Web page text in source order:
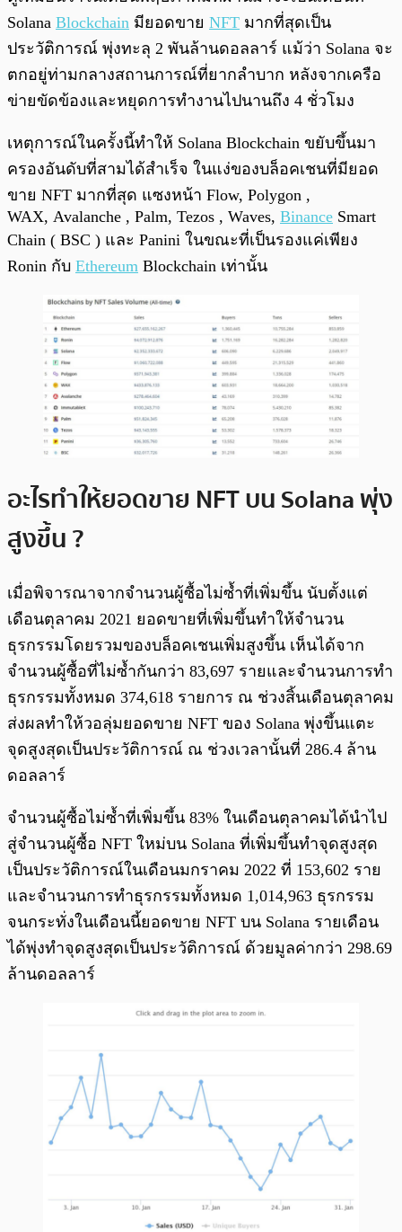
Solana Blockchain มียอดขาย NFT มากที่สุดเป็น
ประวัติการณ์ พุ่งทะลุ 2 พันล้านดอลลาร์ แม้ว่า Solana จะ
ตกอยู่ท่ามกลางสถานการณ์ที่ยากลำบาก หลังจากเครือ
ข่ายขัดข้องและหยุดการทำงานไปนานถึง 4 ชั่วโมง
เหตุการณ์ในครั้งนี้ทำให้ Solana Blockchain ขยับขึ้นมา
ครองอันดับที่สามได้สำเร็จ ในแง่ของบล็อคเชนที่มียอด
ขาย NFT มากที่สุด แซงหน้า Flow, Polygon ,
WAX, Avalanche , Palm, Tezos , Waves, Binance Smart
Chain ( BSC ) และ Panini ในขณะที่เป็นรองแค่เพียง
Ronin กับ Ethereum Blockchain เท่านั้น
อะไรทำให้ยอดขาย NFT บน Solana พุ่ง
สูงขึ้น ?
เมื่อพิจารณาจากจำนวนผู้ซื้อไม่ซ้ำที่เพิ่มขึ้น นับตั้งแต่
เดือนตุลาคม 2021 ยอดขายที่เพิ่มขึ้นทำให้จำนวน
ธุรกรรมโดยรวมของบล็อคเชนเพิ่มสูงขึ้น เห็นได้จาก
จำนวนผู้ซื้อที่ไม่ซ้ำกันกว่า 83,697 รายและจำนวนการทำ
ธุรกรรมทั้งหมด 374,618 รายการ ณ ช่วงสิ้นเดือนตุลาคม
ส่งผลทำให้วอลุ่มยอดขาย NFT ของ Solana พุ่งขึ้นแตะ
จุดสูงสุดเป็นประวัติการณ์ ณ ช่วงเวลานั้นที่ 286.4 ล้าน
ดอลลาร์
จำนวนผู้ซื้อไม่ซ้ำที่เพิ่มขึ้น 83% ในเดือนตุลาคมได้นำไป
สู่จำนวนผู้ซื้อ NFT ใหม่บน Solana ที่เพิ่มขึ้นทำจุดสูงสุด
เป็นประวัติการณ์ในเดือนมกราคม 2022 ที่ 153,602 ราย
และจำนวนการทำธุรกรรมทั้งหมด 1,014,963 ธุรกรรม
จนกระทั่งในเดือนนี้ยอดขาย NFT บน Solana รายเดือน
ได้พุ่งทำจุดสูงสุดเป็นประวัติการณ์ ด้วยมูลค่ากว่า 298.69
ล้านดอลลาร์